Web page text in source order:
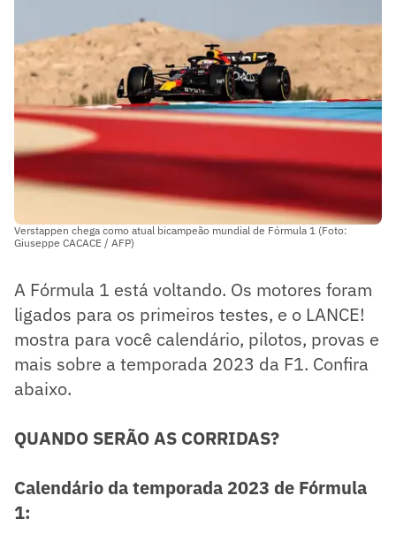
Verstappen chega como atual bicampeão mundial de Fórmula 1 (Foto:
Giuseppe CACACE / AFP)
A Fórmula 1 está voltando. Os motores foram
ligados para os primeiros testes, e o LANCE!
mostra para você calendário, pilotos, provas e
mais sobre a temporada 2023 da F1. Confira
abaixo.
QUANDO SERÃO AS CORRIDAS?
Calendário da temporada 2023 de Fórmula
1: